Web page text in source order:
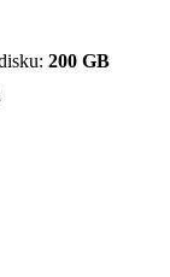
200 GB